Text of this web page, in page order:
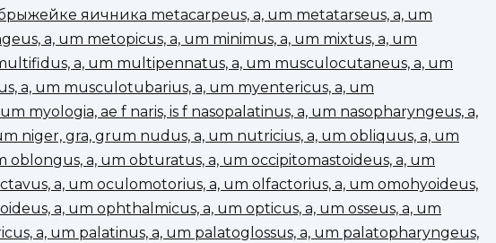
яичника metacarpeus, a, um metatarseus, a, um
a, um metopicus, a, um minimus, a, um mixtus, a, um
a, um multipennatus, a, um musculocutaneus, a, um
a, um musculotubarius, a, um myentericus, a, um
myologia, ae f naris, is f nasopalatinus, a, um nasopharyngeus, a,
niger, gra, grum nudus, a, um nutricius, a, um obliquus, a, um
oblongus, a, um obturatus, a, um occipitomastoideus, a, um
a, um oculomotorius, a, um olfactorius, a, um omohyoideus,
a, um ophthalmicus, a, um opticus, a, um osseus, a, um
a, um palatinus, a, um palatoglossus, a, um palatopharyngeus,